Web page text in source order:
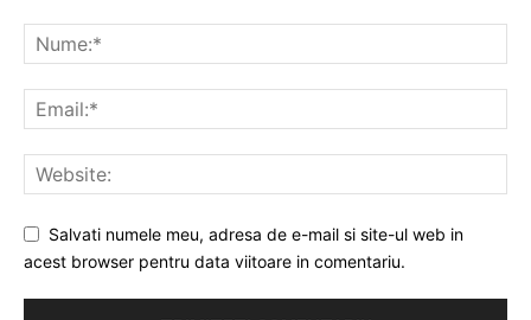
Salvati numele meu, adresa de e-mail si site-ul web in
acest browser pentru data viitoare in comentariu.